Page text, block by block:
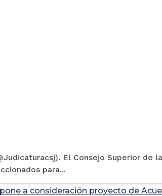
El Consejo Superior de
para...
a consideración proyecto de